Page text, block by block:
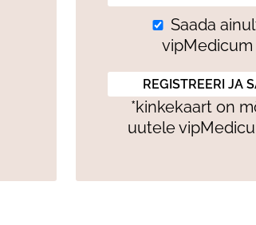
Saada
*kinkekaart on
uutele